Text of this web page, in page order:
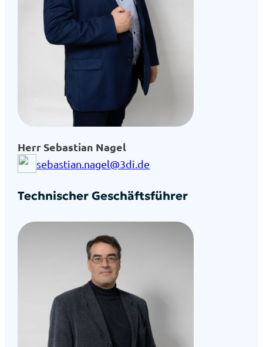
Herr Sebas­ti­an Nagel
sebastian.nagel@3di.de
Tech­ni­scher Geschäfts­füh­rer